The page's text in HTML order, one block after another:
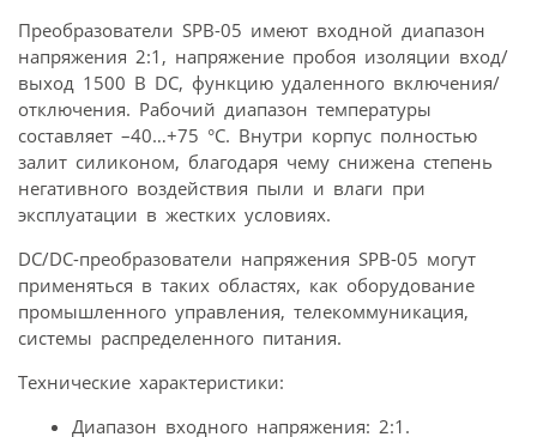
Преобразователи SPB-05 имеют входной диапазон
напряжения 2:1, напряжение пробоя изоляции вход/
выход 1500 В DC, функцию удаленного включения/
отключения. Рабочий диапазон температуры
составляет –40…+75 °С. Внутри корпус полностью
залит силиконом, благодаря чему снижена степень
негативного воздействия пыли и влаги при
эксплуатации в жестких условиях.
DC/DC-преобразователи напряжения SPB-05 могут
применяться в таких областях, как оборудование
промышленного управления, телекоммуникация,
системы распределенного питания.
Технические характеристики:
Диапазон входного напряжения: 2:1.